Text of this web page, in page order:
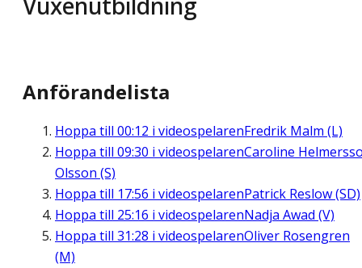
Anförandelista
Hoppa till 00:12 i videospelarenFredrik Malm (L)
Hoppa till 09:30 i videospelarenCaroline
Olsson (S)
Hoppa till 17:56 i videospelarenPatrick Reslow (SD)
Hoppa till 25:16 i videospelarenNadja Awad (V)
Hoppa till 31:28 i videospelarenOliver Rosengren
(M)